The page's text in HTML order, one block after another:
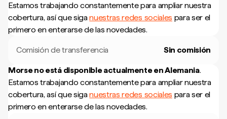
Estamos trabajando constantemente para ampliar nuestra
cobertura, así que siganuestras redes sociales para ser el
primero en enterarse de las novedades.
Comisión de transferencia Sin comisión
Morse no está disponible actualmente enAlemania.
Estamos trabajando constantemente para ampliar nuestra
cobertura, así que siganuestras redes sociales para ser el
primero en enterarse de las novedades.